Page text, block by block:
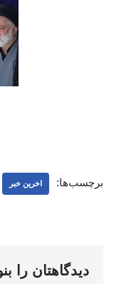
برچسب‌ها: اخرین خبر
دیدگاهتان را